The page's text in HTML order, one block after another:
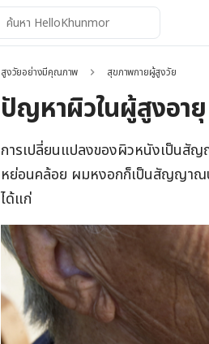
สูงวัยอย่างมีคุณภาพ สุขภาพกายผู้สูงวัย
ปัญหาผิวในผู้สูงอา
การเปลี่ยนแปลงของผิวหนังเป็นสั
หย่อนคล้อย ผมหงอกก็เป็นสัญญาณ
ได้แก่